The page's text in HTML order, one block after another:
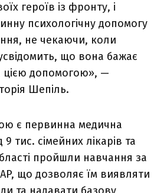
героїв із фронту, і
психологічну допомогу
не чекаючи, коли
що вона бажає
цією допомогою», —
Шепіль.
є первинна медична
тис. сімейних лікарів та
пройшли навчання за
що дозволяє їм виявляти